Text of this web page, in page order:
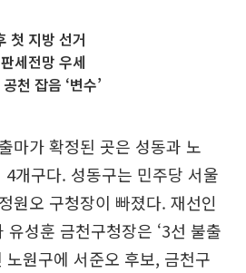
첫 지방 선거
세전망 우세
천 잡음 ‘변수’
마가 확정된 곳은 성동과 노
구다. 성동구는 민주당 서울
원오 구청장이 빠졌다. 재선인
유성훈 금천구청장은 ‘3선 불출
노원구에 서준오 후보, 금천구